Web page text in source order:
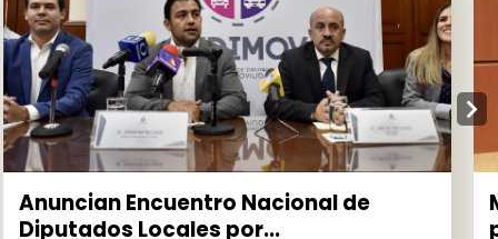
Anuncian Encuentro Nacional de
Diputados Locales por...